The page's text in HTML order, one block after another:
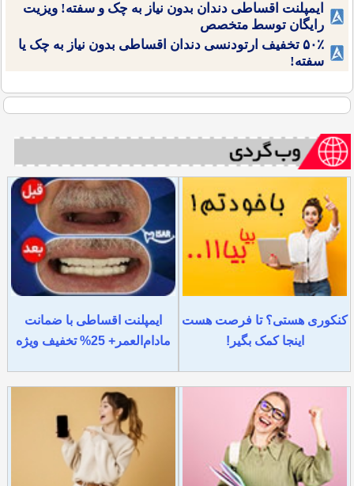
ایمپلنت اقساطی دندان بدون نیاز به چک و سفته! ویزیت
رایگان توسط متخصص
۵۰٪ تخفیف ارتودنسی دندان اقساطی بدون نیاز به چک یا
سفته!
کنکوری هستی؟ تا فرصت هست
اینجا کمک بگیر!
ایمپلنت اقساطی با ضمانت
مادام‌العمر+ 25% تخفیف ویژه